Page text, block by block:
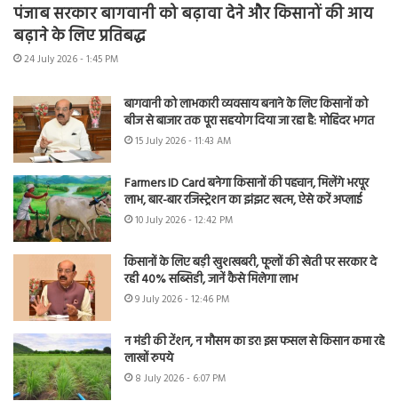
पंजाब सरकार बागवानी को बढ़ावा देने और किसानों की आय
बढ़ाने के लिए प्रतिबद्ध
24 July 2026 - 1:45 PM
बागवानी को लाभकारी व्यवसाय बनाने के लिए किसानों को
बीज से बाजार तक पूरा सहयोग दिया जा रहा है: मोहिंदर भगत
15 July 2026 - 11:43 AM
Farmers ID Card बनेगा किसानों की पहचान, मिलेंगे भरपूर
लाभ, बार-बार रजिस्ट्रेशन का झंझट खत्म, ऐसे करें अप्लाई
10 July 2026 - 12:42 PM
किसानों के लिए बड़ी खुशखबरी, फूलों की खेती पर सरकार दे
रही 40% सब्सिडी, जानें कैसे मिलेगा लाभ
9 July 2026 - 12:46 PM
न मंडी की टेंशन, न मौसम का डर! इस फसल से किसान कमा रहे
लाखों रुपये
8 July 2026 - 6:07 PM